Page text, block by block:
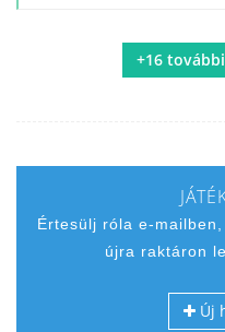
+16 további
Értesülj róla e-
újra raktáron
Új